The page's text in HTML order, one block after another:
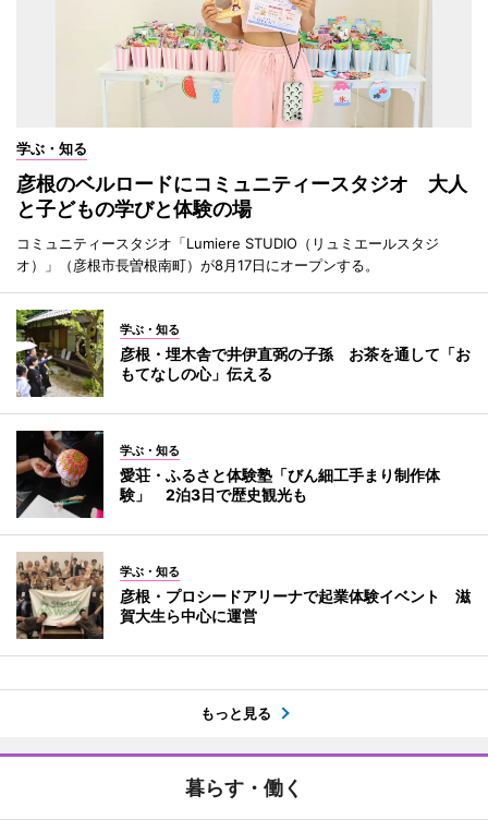
学ぶ・知る
彦根のベルロードにコミュニティースタジオ 大人
と子どもの学びと体験の場
コミュニティースタジオ「Lumiere STUDIO（リュミエールスタジ
オ）」（彦根市長曽根南町）が8月17日にオープンする。
学ぶ・知る
彦根・埋木舎で井伊直弼の子孫 お茶を通して「お
もてなしの心」伝える
学ぶ・知る
愛荘・ふるさと体験塾「びん細工手まり制作体
験」 2泊3日で歴史観光も
学ぶ・知る
彦根・プロシードアリーナで起業体験イベント 滋
賀大生ら中心に運営
もっと見る
暮らす・働く